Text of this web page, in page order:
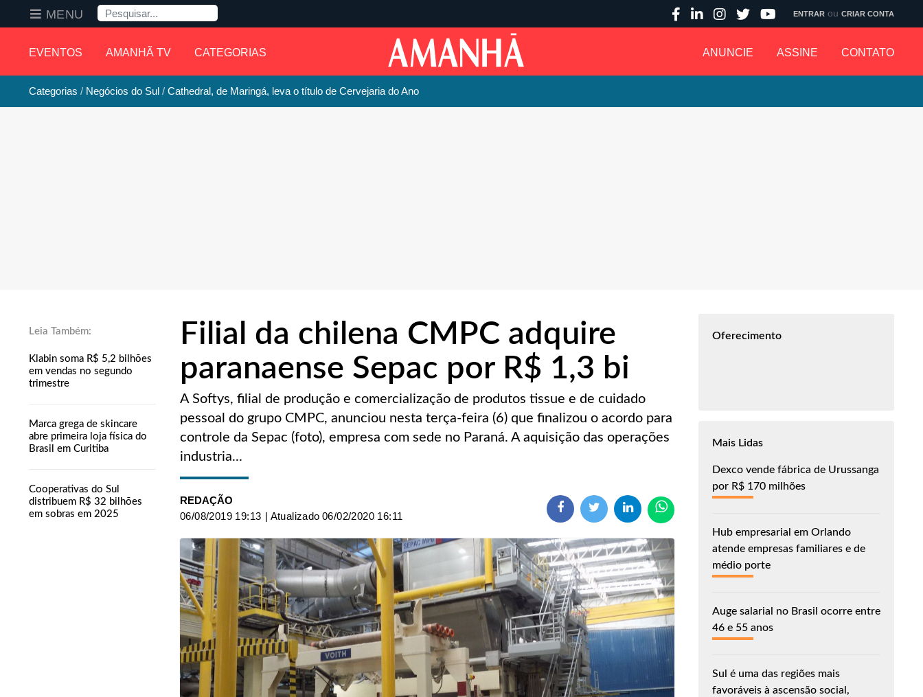
EVENTOS AMANHÃ TV CATEGORIAS ANUNCIE ASSINE CONTATO
MENU Pesquisa ENTRAR ou CRIAR CONTA
Categorias Negócios do Sul Cathedral, de Maringá, leva o título de Cervejaria do Ano
Klabin soma R$ 5,2 bilhões
em vendas no segundo
trimestre
Marca grega de skincare
abre primeira loja física do
Brasil em Curitiba
Cooperativas do Sul
distribuem R$ 32 bilhões
em sobras em 2025
Filial da chilena CMPC adquire
paranaense Sepac por R$ 1,3 bi
A Softys, filial de produção e comercialização de produtos tissue e de cuidado
pessoal do grupo CMPC, anunciou nesta terça-feira (6) que finalizou o acordo para
controle da Sepac (foto), empresa com sede no Paraná. A aquisição das operações
industria...
REDAÇÃO
06/08/2019 19:13 | Atualizado 06/02/2020 16:11
Oferecimento
Mais Lidas
Dexco vende fábrica de Urussanga
por R$ 170 milhões
Hub empresarial em Orlando
atende empresas familiares e de
médio porte
Auge salarial no Brasil ocorre entre
46 e 55 anos
Sul é uma das regiões mais
favoráveis à ascensão social,